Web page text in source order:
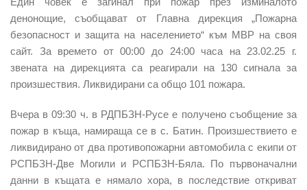
денонощие, съобщават от Главна дирекция „Пожарна
безопасност и защита на населението“ към МВР на своя
сайт. За времето от 00:00 до 24:00 часа на 23.02.25 г.
звената на дирекцията са реагирали на 130 сигнала за
произшествия. Ликвидирани са общо 101 пожара.
Вчера в 09:30 ч. в РДПБЗН-Русе е получено съобщение за
пожар в къща, намираща се в с. Батин. Произшествието е
ликвидирано от два противопожарни автомобила с екипи от
РСПБЗН-Две Могили и РСПБЗН-Бяла. По първоначални
данни в къщата е нямало хора, в последствие откриват